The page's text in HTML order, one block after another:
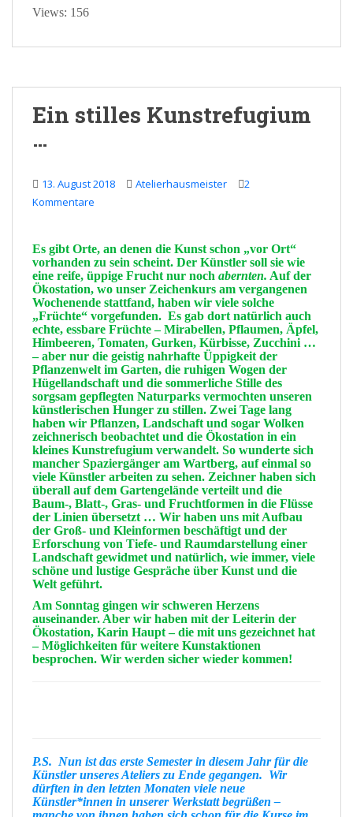
Views: 156
Ein stilles Kunstrefugium
…
13. August 2018 Atelierhausmeister
2
Kommentare
Es gibt Orte, an denen die Kunst schon „vor Ort“
vorhanden zu sein scheint. Der Künstler soll sie wie
eine reife, üppige Frucht nur noch abernten. Auf der
Ökostation, wo unser Zeichenkurs am vergangenen
Wochenende stattfand, haben wir viele solche
„Früchte“ vorgefunden. Es gab dort natürlich auch
echte, essbare Früchte – Mirabellen, Pflaumen, Äpfel,
Himbeeren, Tomaten, Gurken, Kürbisse, Zucchini …
– aber nur die geistig nahrhafte Üppigkeit der
Pflanzenwelt im Garten, die ruhigen Wogen der
Hügellandschaft und die sommerliche Stille des
sorgsam gepflegten Naturparks vermochten unseren
künstlerischen Hunger zu stillen. Zwei Tage lang
haben wir Pflanzen, Landschaft und sogar Wolken
zeichnerisch beobachtet und die Ökostation in ein
kleines Kunstrefugium verwandelt. So wunderte sich
mancher Spaziergänger am Wartberg, auf einmal so
viele Künstler arbeiten zu sehen. Zeichner haben sich
überall auf dem Gartengelände verteilt und die
Baum-, Blatt-, Gras- und Fruchtformen in die Flüsse
der Linien übersetzt … Wir haben uns mit Aufbau
der Groß- und Kleinformen beschäftigt und der
Erforschung von Tiefe- und Raumdarstellung einer
Landschaft gewidmet und natürlich, wie immer, viele
schöne und lustige Gespräche über Kunst und die
Welt geführt.
Am Sonntag gingen wir schweren Herzens
auseinander. Aber wir haben mit der Leiterin der
Ökostation, Karin Haupt– die mit uns gezeichnet hat
– Möglichkeiten für weitere Kunstaktionen
besprochen. Wir werden sicher wieder kommen!
P.S. Nun ist das erste Semester in diesem Jahr für die
Künstler unseres Ateliers zu Ende gegangen. Wir
dürften in den letzten Monaten viele neue
Künstler*innen in unserer Werkstatt begrüßen –